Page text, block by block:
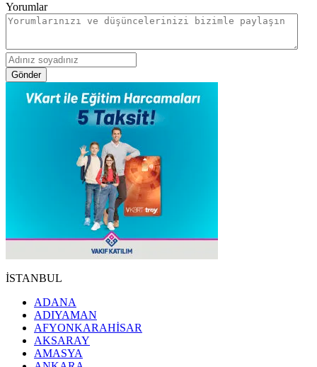
Yorumlar
Gönder
İSTANBUL
ADANA
ADIYAMAN
AFYONKARAHİSAR
AKSARAY
AMASYA